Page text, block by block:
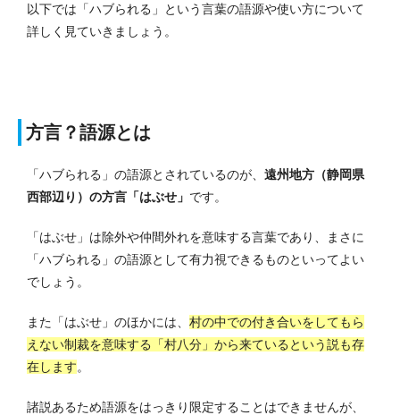
以下では「ハブられる」という言葉の語源や使い方について
詳しく見ていきましょう。
方言？語源とは
「ハブられる」の語源とされているのが、 遠州地方（静岡県
西部辺り）の方言「はぶせ」 です。
「はぶせ」は除外や仲間外れを意味する言葉であり、まさに
「ハブられる」の語源として有力視できるものといってよい
でしょう。
また「はぶせ」のほかには、 村の中での付き合いをしてもら
えない制裁を意味する「村八分」から来ているという説も存
在します。
諸説あるため語源をはっきり限定することはできませんが、